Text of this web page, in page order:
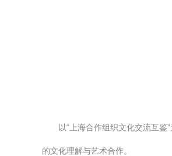
以“上海合作组织文化交流互
的文化理解与艺术合作。